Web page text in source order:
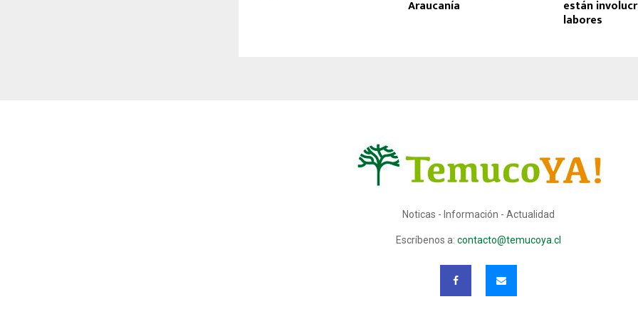
Araucanía están
labores
Noticas - Información - Actualidad
Escríbenos a: contacto@temucoya.cl